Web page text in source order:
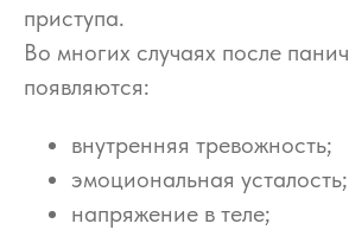
приступа.
Во многих случаях после
появляются:
внутренняя тревожность;
эмоциональная усталость;
напряжение в теле;